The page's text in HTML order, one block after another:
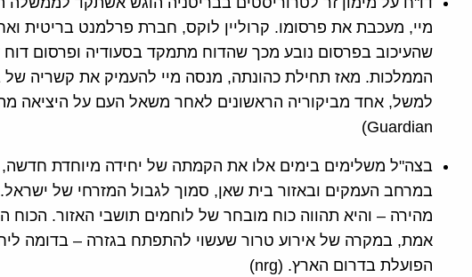
מיי, מעכבת את פרסומו. קרוליין לוקס, חברת פרלמנט בריטית
שהעיכוב בפרסום נובע מכך שהדוח מתמקד בסעודיה ופרסום
הממלכות. מאז תחילת כהונתה, מנסה מיי להעמיק את קשריה של
Guardian)
בצה"ל משלימים בימים אלו את הקמתה של יחידה מיוחדת חדשה,
במרחב העמקים ובאזור בית שאן, סמוך לגבול המזרחי של
מהירה – והיא תהווה כוח מובחר של לוחמים תושבי האזור. הכוח
אמת, במקרה של אירוע טרור שעשוי להתפתח בגזרה – בדומה
הפועלת בדרום הארץ. (nrg)